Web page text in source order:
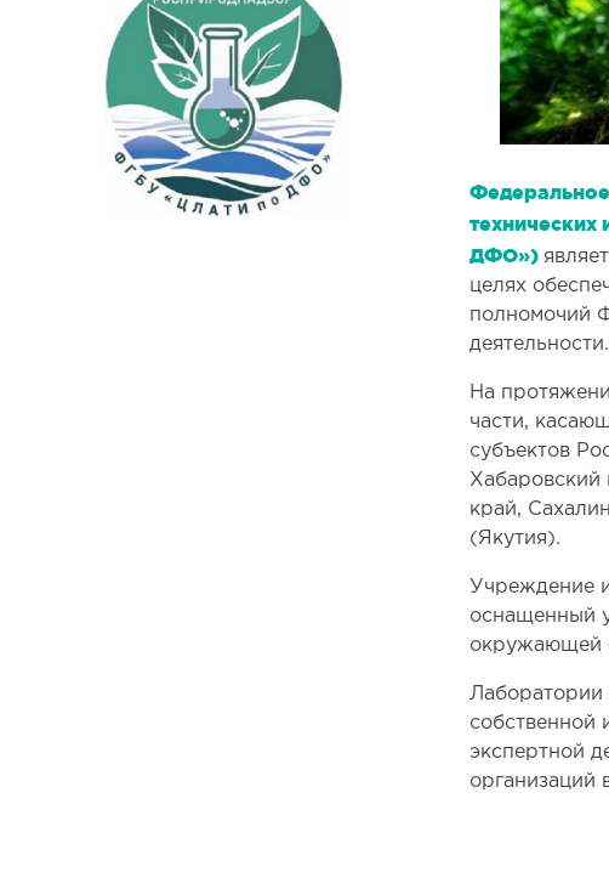
ДФО»)
целях
полномочий
деятельности.
На
части,
субъектов
Хабаровский
край,
(Якутия).
Учреждение
оснащенный
окружающей
Лаборатории
собственной
экспертной
организаций